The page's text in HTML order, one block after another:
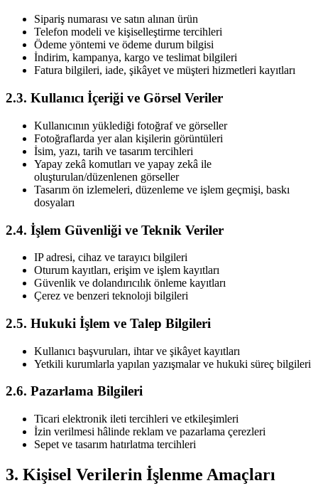
Sipariş numarası ve satın alınan ürün
Telefon modeli ve kişiselleştirme tercihleri
Ödeme yöntemi ve ödeme durum bilgisi
İndirim, kampanya, kargo ve teslimat bilgileri
Fatura bilgileri, iade, şikâyet ve müşteri hizmetleri kayıtları
2.3. Kullanıcı İçeriği ve Görsel Veriler
Kullanıcının yüklediği fotoğraf ve görseller
Fotoğraflarda yer alan kişilerin görüntüleri
İsim, yazı, tarih ve tasarım tercihleri
Yapay zekâ komutları ve yapay zekâ ile
oluşturulan/düzenlenen görseller
Tasarım ön izlemeleri, düzenleme ve işlem geçmişi, baskı
dosyaları
2.4. İşlem Güvenliği ve Teknik Veriler
IP adresi, cihaz ve tarayıcı bilgileri
Oturum kayıtları, erişim ve işlem kayıtları
Güvenlik ve dolandırıcılık önleme kayıtları
Çerez ve benzeri teknoloji bilgileri
2.5. Hukuki İşlem ve Talep Bilgileri
Kullanıcı başvuruları, ihtar ve şikâyet kayıtları
Yetkili kurumlarla yapılan yazışmalar ve hukuki süreç bilgileri
2.6. Pazarlama Bilgileri
Ticari elektronik ileti tercihleri ve etkileşimleri
İzin verilmesi hâlinde reklam ve pazarlama çerezleri
Sepet ve tasarım hatırlatma tercihleri
3. Kişisel Verilerin İşlenme Amaçları